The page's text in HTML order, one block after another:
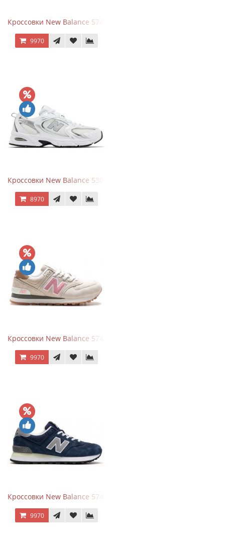
Кроссовки New Balance 574 Navy Blue Grey
9970
Кроссовки New Balance 530 White Silver Metallic
8970
Кроссовки New Balance 574 Power Beige Pink
9970
Кроссовки New Balance 574 Classic Blue Grey
9970